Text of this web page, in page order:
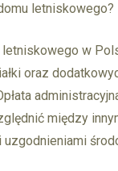
letniskowego?
w
oraz
między